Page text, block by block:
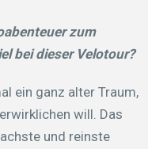
zum
bei dieser Velotour?
ein ganz alter Traum,
will. Das
und reinste